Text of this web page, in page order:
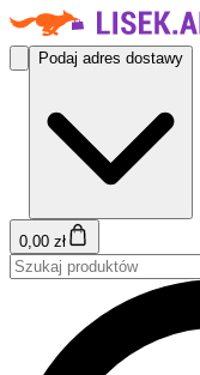
Podaj adres dostawy
0,00 zł